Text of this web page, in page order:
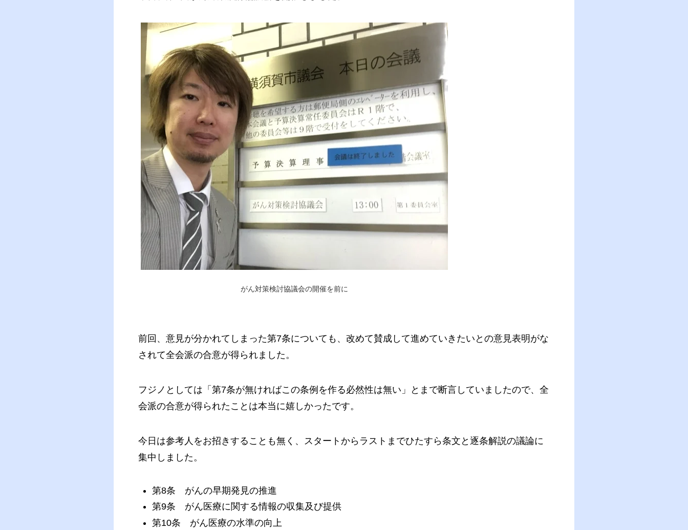
がん対策検討協議会の開催を前に
前回、意見が分かれてしまった第7条についても、改めて賛成して進めていきたいとの意見表明がな
されて全会派の合意が得られました。
フジノとしては「第7条が無ければこの条例を作る必然性は無い」とまで断言していましたので、全
会派の合意が得られたことは本当に嬉しかったです。
今日は参考人をお招きすることも無く、スタートからラストまでひたすら条文と逐条解説の議論に
集中しました。
第8条 がんの早期発見の推進
第9条 がん医療に関する情報の収集及び提供
第10条 がん医療の水準の向上